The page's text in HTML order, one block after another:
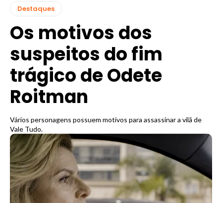
Destaques
Os motivos dos
suspeitos do fim
trágico de Odete
Roitman
Vários personagens possuem motivos para assassinar a vilã de
Vale Tudo.